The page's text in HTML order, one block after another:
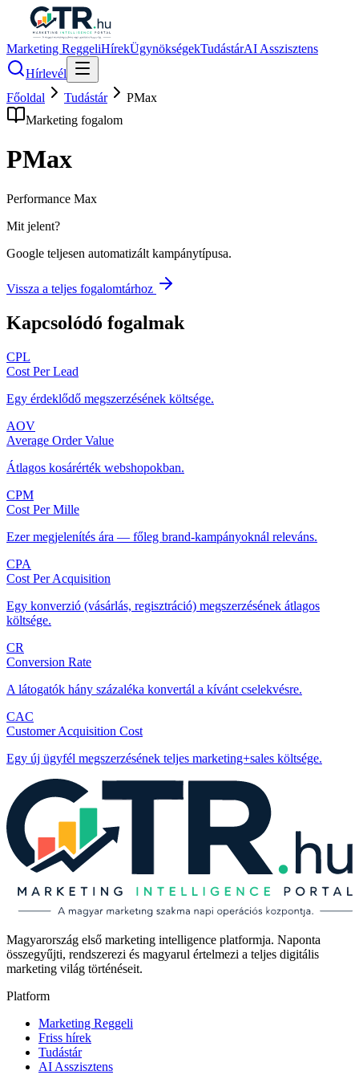
Marketing ReggeliHírekÜgynökségekTudástárAI Asszisztens
Hírlevél
Főoldal
Tudástár
PMax
Marketing fogalom
PMax
Performance Max
Mit jelent?
Google teljesen automatizált kampánytípusa.
Vissza a teljes fogalomtárhoz
Kapcsolódó fogalmak
CPL
Cost Per Lead
Egy érdeklődő megszerzésének költsége.
AOV
Average Order Value
Átlagos kosárérték webshopokban.
CPM
Cost Per Mille
Ezer megjelenítés ára — főleg brand-kampányoknál releváns.
CPA
Cost Per Acquisition
Egy konverzió (vásárlás, regisztráció) megszerzésének átlagos
költsége.
CR
Conversion Rate
A látogatók hány százaléka konvertál a kívánt cselekvésre.
CAC
Customer Acquisition Cost
Egy új ügyfél megszerzésének teljes marketing+sales költsége.
Magyarország első marketing intelligence platformja. Naponta
összegyűjti, rendszerezi és magyarul értelmezi a teljes digitális
marketing világ történéseit.
Platform
Marketing Reggeli
Friss hírek
Tudástár
AI Asszisztens